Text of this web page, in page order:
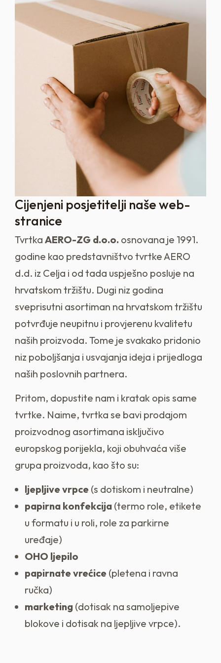
Cijenjeni posjetitelji naše web-
stranice
Tvrtka AERO-ZG d.o.o. osnovana je 1991.
godine kao predstavništvo tvrtke AERO
d.d. iz Celja i od tada uspješno posluje na
hrvatskom tržištu. Dugi niz godina
sveprisutni asortiman na hrvatskom tržištu
potvrđuje neupitnu i provjerenu kvalitetu
naših proizvoda. Tome je svakako pridonio
niz poboljšanja i usvajanja ideja i prijedloga
naših poslovnih partnera.
Pritom, dopustite nam i kratak opis same
tvrtke. Naime, tvrtka se bavi prodajom
proizvodnog asortimana isključivo
europskog porijekla, koji obuhvaća više
grupa proizvoda, kao što su:
ljepljive vrpce (s dotiskom i neutralne)
papirna konfekcija (termo role, etikete
u formatu i u roli, role za parkirne
uređaje)
OHO ljepilo
papirnate vrećice (pletena i ravna
ručka)
marketing (dotisak na samoljepive
blokove i dotisak na ljepljive vrpce).